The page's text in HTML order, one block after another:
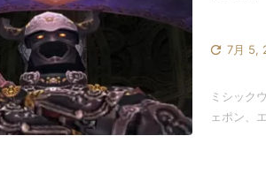
 7月 5,
ミシック
ェポン、